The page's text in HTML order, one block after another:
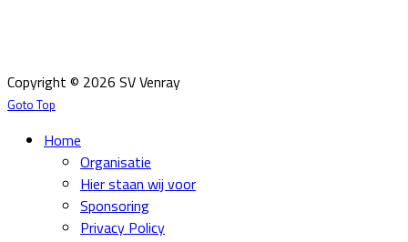
Copyright © 2026 SV Venray
Goto Top
Home
Organisatie
Hier staan wij voor
Sponsoring
Privacy Policy